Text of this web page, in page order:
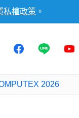
私權政策 。
2026